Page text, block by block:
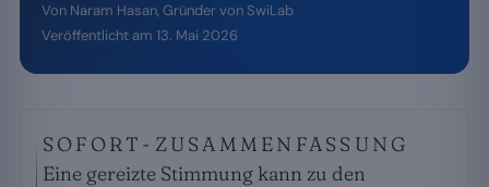
Von Naram Hasan, Gründer von SwiLab
Veröffentlicht am 13. Mai 2026
SOFORT-ZUSAMMENFASSUNG
Eine gereizte Stimmung kann zu den